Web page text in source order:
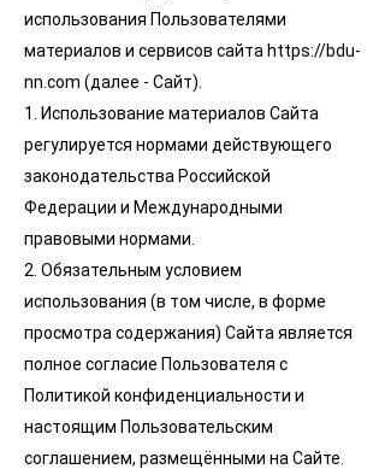
использования Пользователями
материалов и сервисов сайта https://bdu-
nn.com (далее - Сайт).
1. Использование материалов Сайта
регулируется нормами действующего
законодательства Российской
Федерации и Международными
правовыми нормами.
2. Обязательным условием
использования (в том числе, в форме
просмотра содержания) Сайта является
полное согласие Пользователя с
Политикой конфиденциальности и
настоящим Пользовательским
соглашением, размещёнными на Сайте.